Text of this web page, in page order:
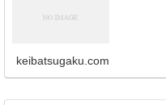
keibatsugaku.com